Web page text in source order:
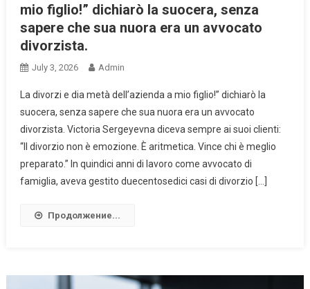
mio figlio!” dichiarò la suocera, senza
sapere che sua nuora era un avvocato
divorzista.
July 3, 2026 Admin
La divorzi e dia metà dell’azienda a mio figlio!” dichiarò la
suocera, senza sapere che sua nuora era un avvocato
divorzista. Victoria Sergeyevna diceva sempre ai suoi clienti:
“Il divorzio non è emozione. È aritmetica. Vince chi è meglio
preparato.” In quindici anni di lavoro come avvocato di
famiglia, aveva gestito duecentosedici casi di divorzio […]
Продолжение...